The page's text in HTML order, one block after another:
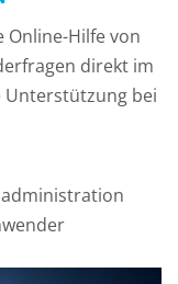
Hilfe von
direkt im
Unterstützung bei